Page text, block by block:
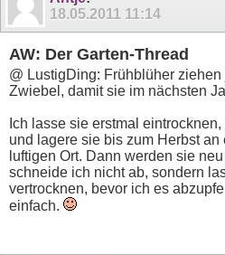
18.05.2011 11:14
AW: Der Garten-Thread
@ LustigDing: Frühblüher
Zwiebel, damit sie im nächsten
Ich lasse sie erstmal
und lagere sie bis zum Herbst
luftigen Ort. Dann werden sie
schneide ich nicht ab, sondern
vertrocknen, bevor ich es
einfach.